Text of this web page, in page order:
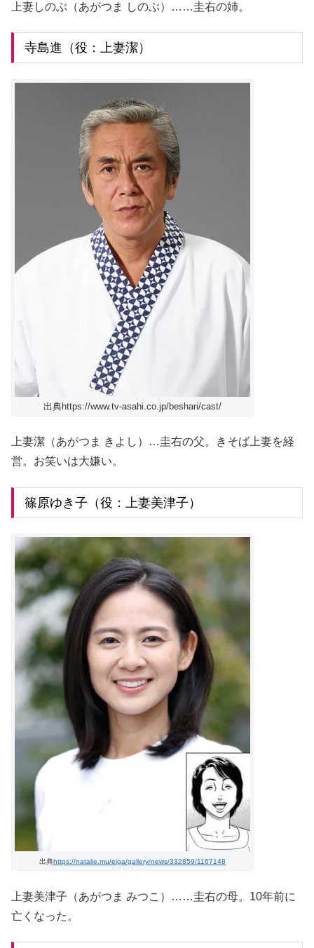
上妻しのぶ（あがつま しのぶ）……圭右の姉。
寺島進（役：上妻潔）
出典https://www.tv-asahi.co.jp/beshari/cast/
上妻潔（あがつま きよし）…圭右の父。きそば上妻を経
営。お笑いは大嫌い。
篠原ゆき子（役：上妻美津子）
出典https://natalie.mu/eiga/gallery/news/332859/1167148
上妻美津子（あがつま みつこ）……圭右の母。10年前に
亡くなった。